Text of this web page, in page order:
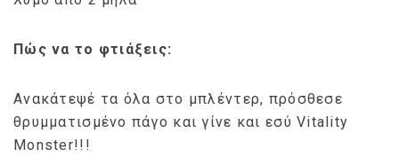
Πώς να το φτιάξεις:
Ανακάτεψέ τα όλα στο μπλέντερ, πρόσθεσε
θρυμματισμένο πάγο και γίνε και εσύ Vitality
Monster!!!